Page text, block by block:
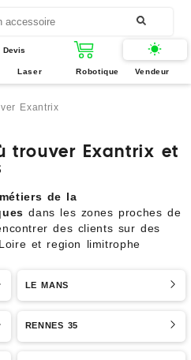
Devis
Laser Robotique Vendeur
Exantrix
trouver Exantrix et
métiers de la
dans les zones proches de
des clients sur des
et region limitrophe
LE MANS
RENNES 35